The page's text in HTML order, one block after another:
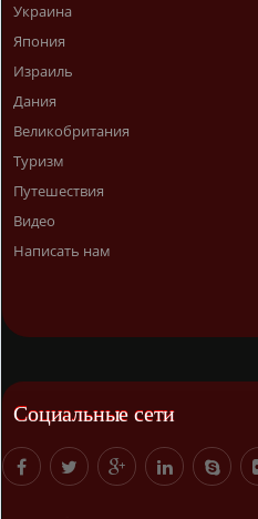
Украина
Япония
Израиль
Дания
Великобритания
Туризм
Путешествия
Видео
Написать нам
Социальные сети